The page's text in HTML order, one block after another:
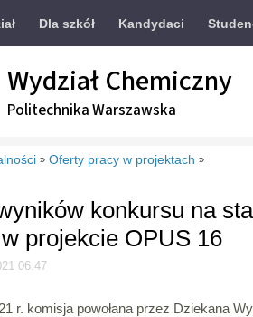
Dla szkół Kandydaci
Wydział Chemiczny
Politechnika Warszawska
» Oferty pracy w projektach »
konkursu na
projekcie OPUS 16
06:47
r. komisja powołana przez Dziekana